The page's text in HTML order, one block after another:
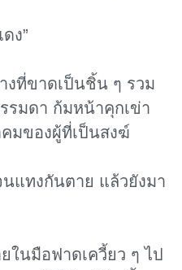
ง”
งที่ขาดเป็นชิ้น ๆ รวม
รมดา ก้มหน้าคุกเข่า
มของผู้ที่เป็นสงฆ์
นแทงกันตาย แล้วยังมา
ในมือฟาดเควี้ยว ๆ ไป